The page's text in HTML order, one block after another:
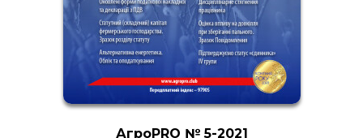
АгроPRO № 5-2021